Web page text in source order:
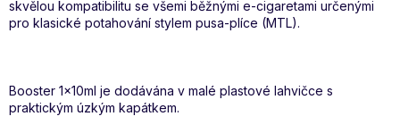
skvělou kompatibilitu se všemi běžnými e-cigaretami určenými
pro klasické potahování stylem pusa-plíce (MTL).
Booster 1x10ml je dodávána v malé plastové lahvičce s
praktickým úzkým kapátkem.